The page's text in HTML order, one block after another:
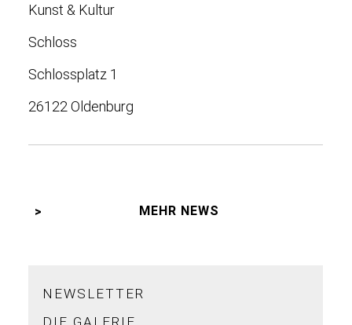
Kunst & Kultur
Schloss
Schlossplatz 1
26122 Oldenburg
MEHR NEWS
NEWSLETTER